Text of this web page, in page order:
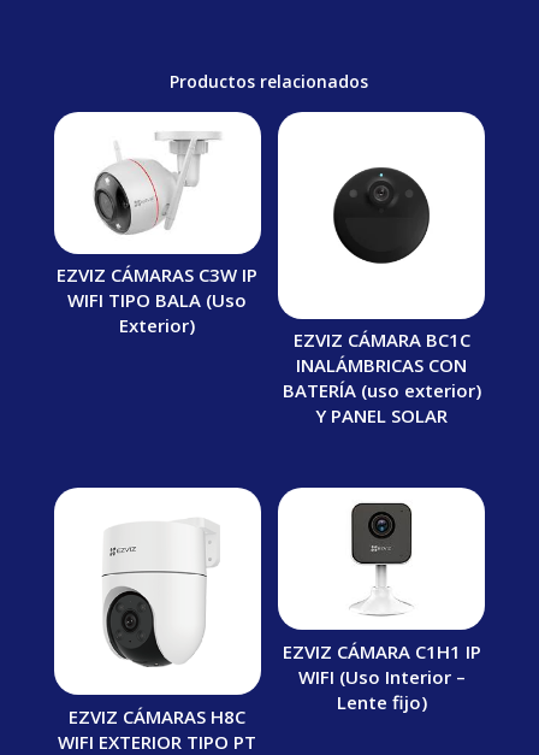
Productos relacionados
EZVIZ CÁMARAS C3W IP
WIFI TIPO BALA (Uso
Exterior)
EZVIZ CÁMARA BC1C
INALÁMBRICAS CON
BATERÍA (uso exterior)
Y PANEL SOLAR
EZVIZ CÁMARAS H8C
WIFI EXTERIOR TIPO PT
EZVIZ CÁMARA C1H1 IP
WIFI (Uso Interior –
Lente fijo)